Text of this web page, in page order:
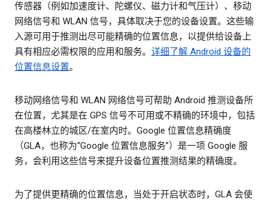
传感器（例如加速度计、陀螺仪、磁力计和气压计）、移动
网络信号和 WLAN 信号，具体取决于您的设备设置。这些输
入源可用于推测出尽可能精确的位置信息，以提供给设备上
具有相应必需权限的应用和服务。 详细了解 Android 设备的
位置信息设置。
移动网络信号和 WLAN 网络信号可帮助 Android 推测设备所
在位置，尤其是在 GPS 信号不可用或不精确的环境中，包括
在高楼林立的城区/在室内时。Google 位置信息精确度
（GLA，也称为“Google 位置信息服务”）是一项 Google 服
务，会利用这些信号来提升设备位置推测结果的精确度。
为了提供更精确的位置信息，当处于开启状态时，GLA 会使